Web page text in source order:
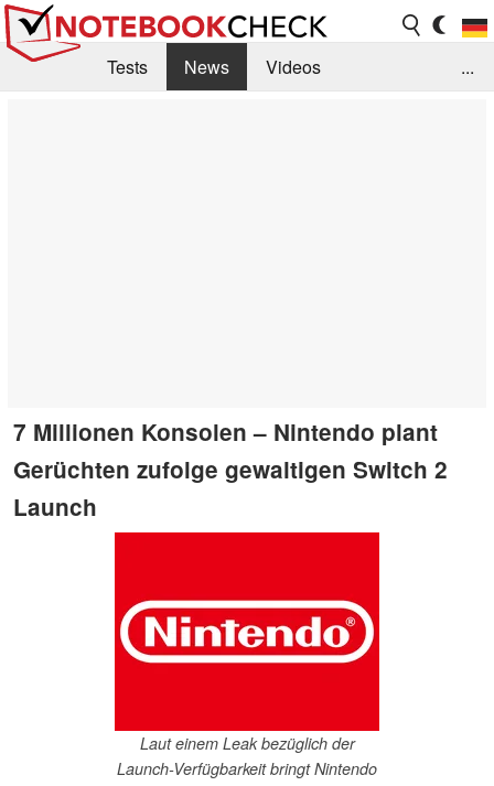
Tests News
Videos
...
7 Millionen Konsolen – Nintendo plant
Gerüchten zufolge gewaltigen Switch 2
Launch
Laut einem Leak bezüglich der
Launch-Verfügbarkeit bringt Nintendo